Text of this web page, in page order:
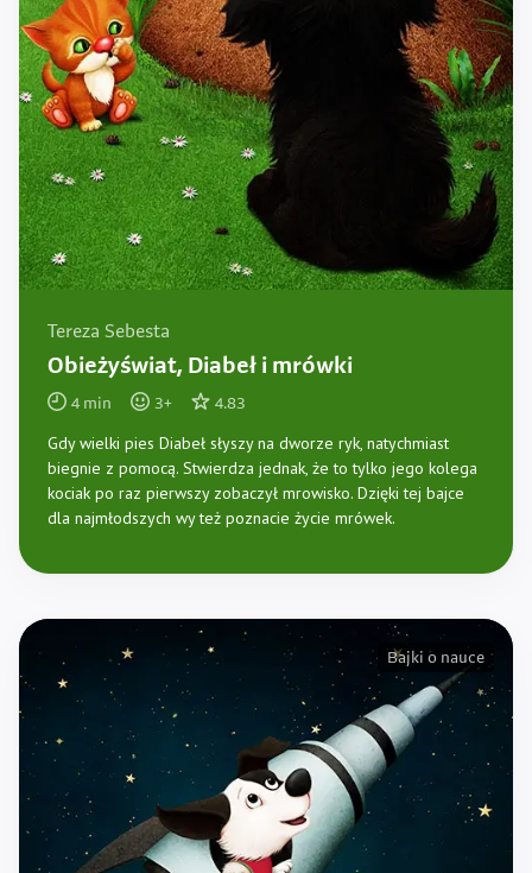
Tereza Sebesta
Obieżyświat, Diabeł i mrówki
4min 3+ 4.83
Gdy wielki pies Diabeł słyszy na dworze ryk, natychmiast
biegnie z pomocą. Stwierdza jednak, że to tylko jego kolega
kociak po raz pierwszy zobaczył mrowisko. Dzięki tej bajce
dla najmłodszych wy też poznacie życie mrówek.
Bajki o nauce